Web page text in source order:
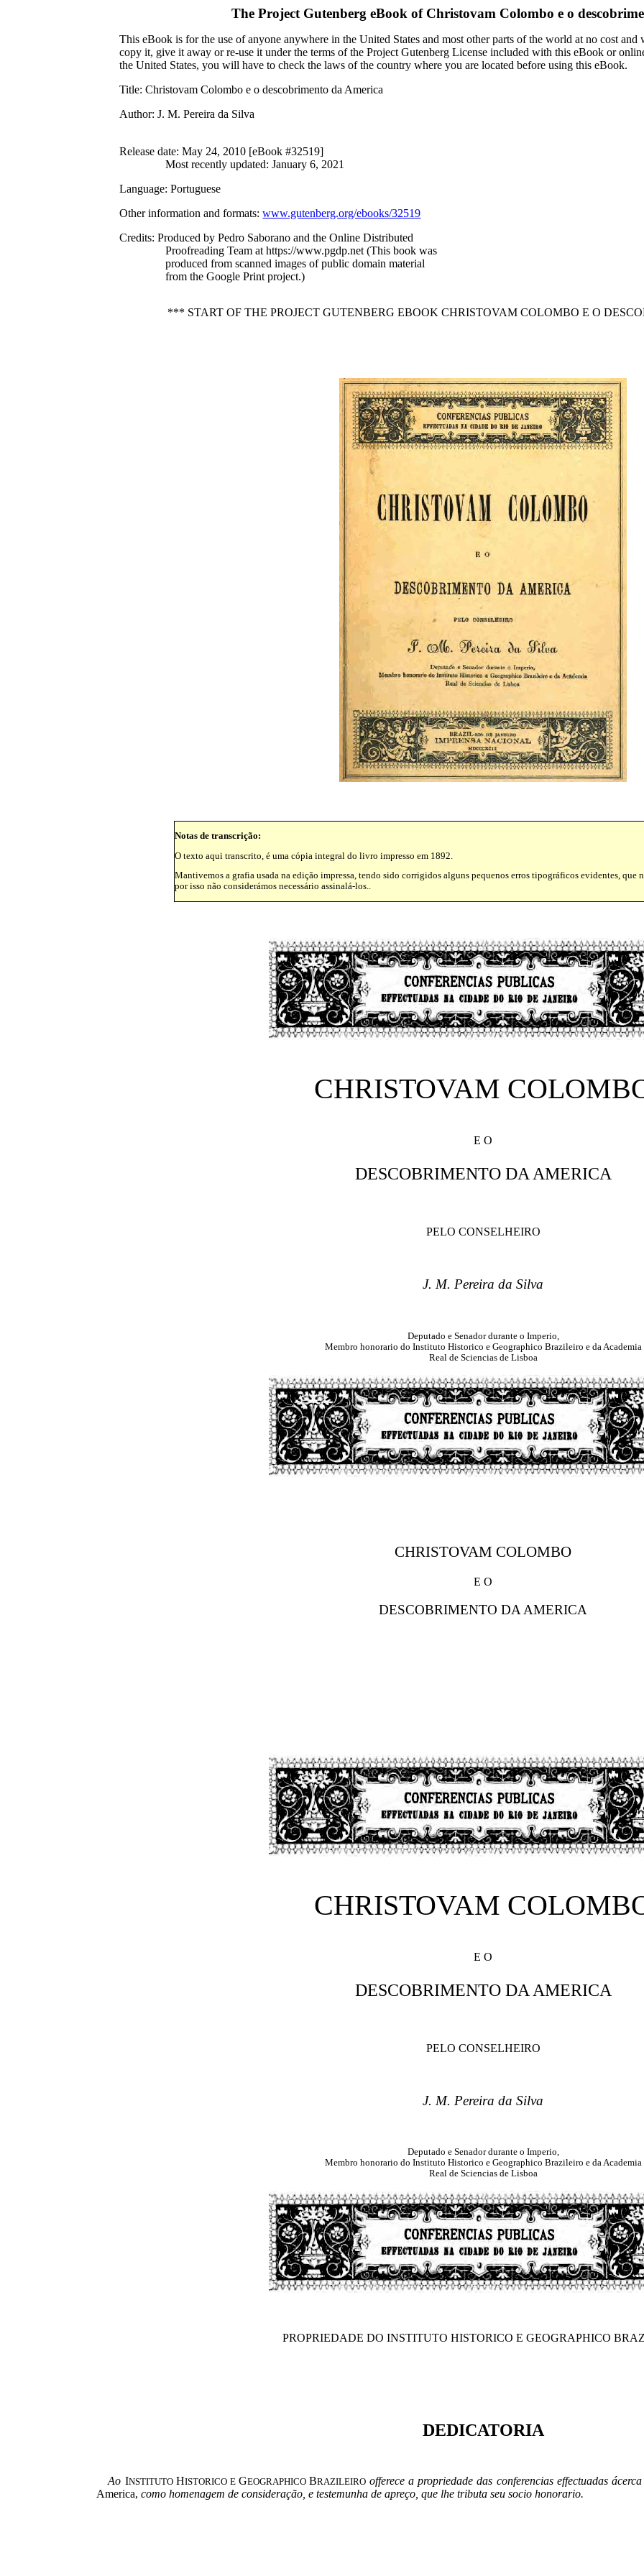
The Project Gutenberg eBook of Christovam Colombo e o
This eBook is for the use of anyone anywhere in the United States and most other parts of the world at no cost
copy it, give it away or re-use it under the terms of the Project Gutenberg License included with this eBook or
the United States, you will have to check the laws of the country where you are located before using this eBook.
Title: Christovam Colombo e o descobrimento da America
Author: J. M. Pereira da Silva
Release date: May 24, 2010 [eBook #32519]
Most recently updated: January 6, 2021
Language: Portuguese
Other information and formats:www.gutenberg.org/ebooks/32519
Credits: Produced by Pedro Saborano and the Online Distributed
Proofreading Team at https://www.pgdp.net (This book was
produced from scanned images of public domain material
from the Google Print project.)
*** START OF THE PROJECT GUTENBERG EBOOK CHRISTOVAM COLOMBO E O
Notas de transcrição:
O texto aqui transcrito, é uma cópia integral do livro impresso em 1892.
Mantivemos a grafia usada na edição impressa, tendo sido corrigidos alguns pequenos erros tipográficos evidentes, que
por isso não considerámos necessário assinalá-los..
CHRISTOVAM
E O
DESCOBRIMENTO DA AMERICA
PELO CONSELHEIRO
J. M. Pereira da Silva
Deputado e Senador durante o Imperio,
Membro honorario do Instituto Historico e Geographico Brazileiro e da Academia
Real de Sciencias de Lisboa
CHRISTOVAM COLOMBO
E O
DESCOBRIMENTO DA AMERICA
CHRISTOVAM
E O
DESCOBRIMENTO DA AMERICA
PELO CONSELHEIRO
J. M. Pereira da Silva
Deputado e Senador durante o Imperio,
Membro honorario do Instituto Historico e Geographico Brazileiro e da Academia
Real de Sciencias de Lisboa
PROPRIEDADE DO INSTITUTO HISTORICO E GEOGRAPHICO
DEDICATORIA
Ao INSTITUTO HISTORICO E GEOGRAPHICO BRAZILEIRO offerece a propriedade das conferencias effectuadas
America,como homenagem de consideração, e testemunha de apreço, que lhe tributa seu socio honorario.